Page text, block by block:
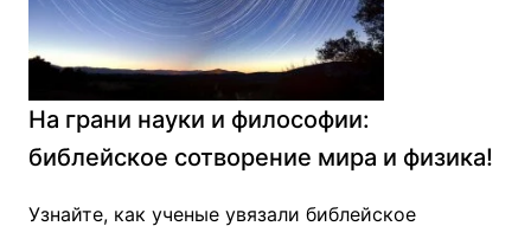
На грани науки и философии:
библейское сотворение мира и физика!
Узнайте, как ученые увязали библейское